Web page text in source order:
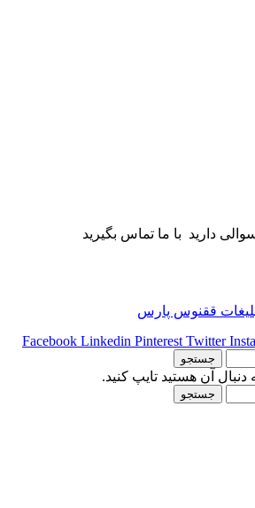
دارید با ما تماس بگیرید
ققنوس پارس
Facebook Linkedin Pinterest Twitter
جستجو
آن هستید تایپ کنید.
جستجو